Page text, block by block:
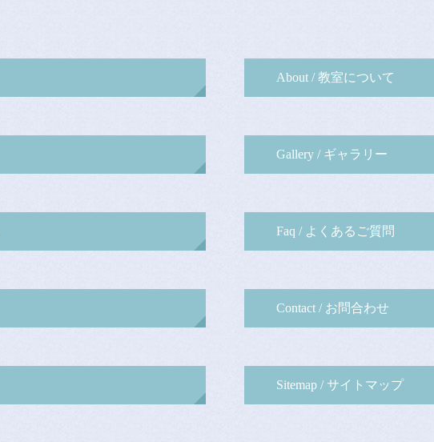
About / 教室について
Gallery / ギャラリー
Faq / よくあるご質問
Contact / お問合わせ
Sitemap / サイトマップ